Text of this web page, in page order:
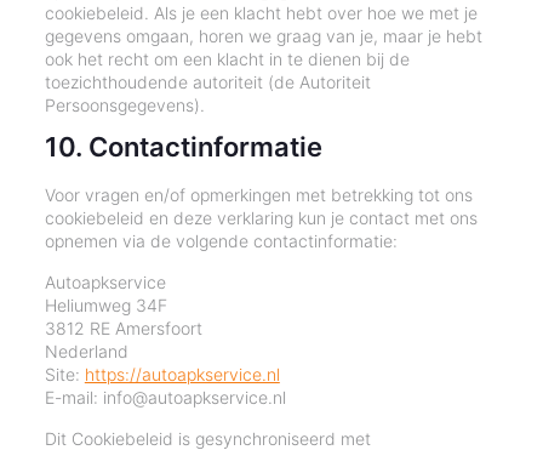
cookiebeleid. Als je een klacht hebt over hoe we met je
gegevens omgaan, horen we graag van je, maar je hebt
ook het recht om een klacht in te dienen bij de
toezichthoudende autoriteit (de Autoriteit
Persoonsgegevens).
10. Contactinformatie
Voor vragen en/of opmerkingen met betrekking tot ons
cookiebeleid en deze verklaring kun je contact met ons
opnemen via de volgende contactinformatie:
Autoapkservice
Heliumweg 34F
3812 RE Amersfoort
Nederland
Site: https://autoapkservice.nl
E-mail: info@autoapkservice.nl
Dit Cookiebeleid is gesynchroniseerd met